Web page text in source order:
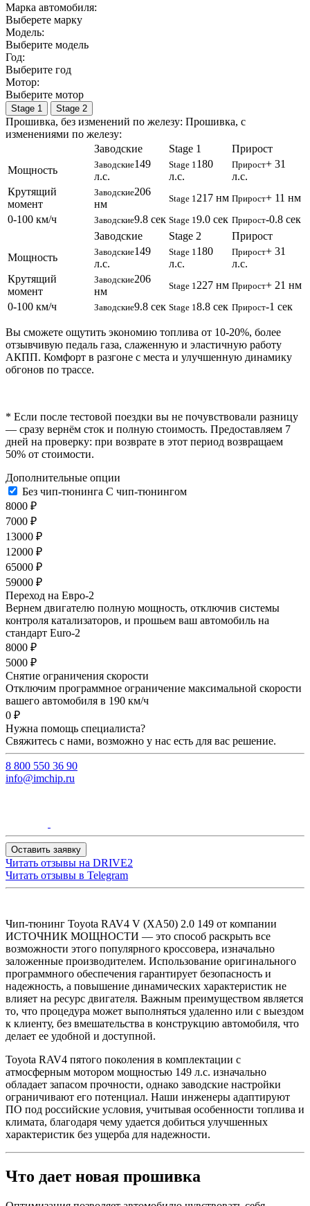
Марка автомобиля:
Выберете марку
Модель:
Выберите модель
Год:
Выберите год
Мотор:
Выберите мотор
Stage 1 Stage 2
Прошивка, без изменений по железу: Прошивка, c
изменениями по железу:
Заводские
Stage 1
Прирост
Мощность
Заводские149
л.с.
Stage 1 180
л.с.
Прирост+ 31
л.с.
Крутящий
момент
Заводские206
нм
Stage 1 217 нм Прирост+ 11 нм
0-100 км/ч
Заводские9.8 сек Stage 1 9.0 сек Прирост-0.8 сек
Заводские
Stage 2
Прирост
Мощность
Заводские149
л.с.
Stage 1 180
л.с.
Прирост+ 31
л.с.
Крутящий
момент
Заводские206
нм
Stage 1 227 нм Прирост+ 21 нм
0-100 км/ч
Заводские9.8 сек Stage 1 8.8 сек Прирост-1 сек
Вы сможете ощутить экономию топлива от 10-20%, более
отзывчивую педаль газа, слаженную и эластичную работу
АКПП. Комфорт в разгоне с места и улучшенную динамику
обгонов по трассе.
* Если после тестовой поездки вы не почувствовали разницу
— сразу вернём сток и полную стоимость. Предоставляем 7
дней на проверку: при возврате в этот период возвращаем
50% от стоимости.
Дополнительные опции
Без чип-тюнинга С чип-тюнингом
8000 ₽
7000 ₽
13000 ₽
12000 ₽
65000 ₽
59000 ₽
Переход на Евро-2
Вернем двигателю полную мощность, отключив системы
контроля катализаторов, и прошьем ваш автомобиль на
стандарт Euro-2
8000 ₽
5000 ₽
Снятие ограничения скорости
Отключим программное ограничение максимальной скорости
вашего автомобиля в 190 км/ч
0 ₽
Нужна помощь специалиста?
Свяжитесь с нами, возможно у нас есть для вас решение.
8 800 550 36 90
info@imchip.ru
Оставить заявку
Читать отзывы на DRIVE2
Читать отзывы в Telegram
Чип-тюнинг Toyota RAV4 V (XA50) 2.0 149 от компании
ИСТОЧНИК МОЩНОСТИ — это способ раскрыть все
возможности этого популярного кроссовера, изначально
заложенные производителем. Использование оригинального
программного обеспечения гарантирует безопасность и
надежность, а повышение динамических характеристик не
влияет на ресурс двигателя. Важным преимуществом является
то, что процедура может выполняться удаленно или с выездом
к клиенту, без вмешательства в конструкцию автомобиля, что
делает ее удобной и доступной.
Toyota RAV4 пятого поколения в комплектации с
атмосферным мотором мощностью 149 л.с. изначально
обладает запасом прочности, однако заводские настройки
ограничивают его потенциал. Наши инженеры адаптируют
ПО под российские условия, учитывая особенности топлива и
климата, благодаря чему удается добиться улучшенных
характеристик без ущерба для надежности.
Что дает новая прошивка